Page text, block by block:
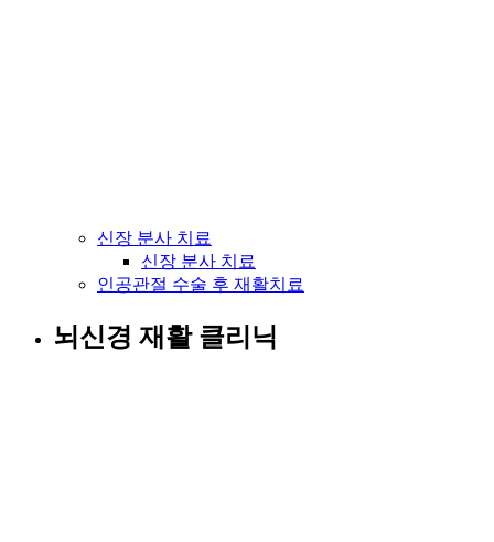
신장 분사 치료
신장 분사 치료
인공관절 수술 후 재활치료
뇌신경 재활 클리닉